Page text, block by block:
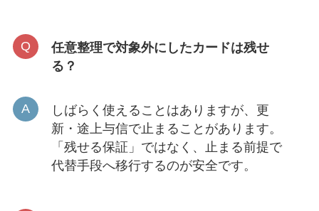
任意整理で対象外にしたカードは残せ
る？
しばらく使えることはありますが、更
新・途上与信で止まることがあります。
「残せる保証」ではなく、止まる前提で
代替手段へ移行するのが安全です。